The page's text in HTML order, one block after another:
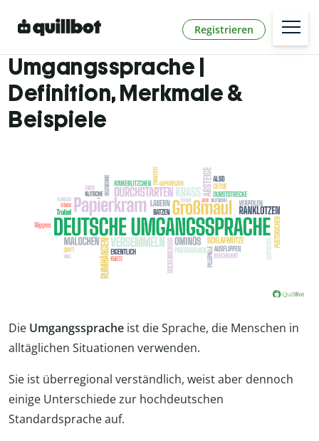
Registrieren
Umgangssprache |
Definition, Merkmale &
Beispiele
Die Umgangssprache ist die Sprache, die Menschen in
alltäglichen Situationen verwenden.
Sie ist überregional verständlich, weist aber dennoch
einige Unterschiede zur hochdeutschen
Standardsprache auf.